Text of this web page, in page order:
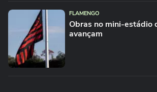
FLAMENGO
Obras no mini-estádio
avançam